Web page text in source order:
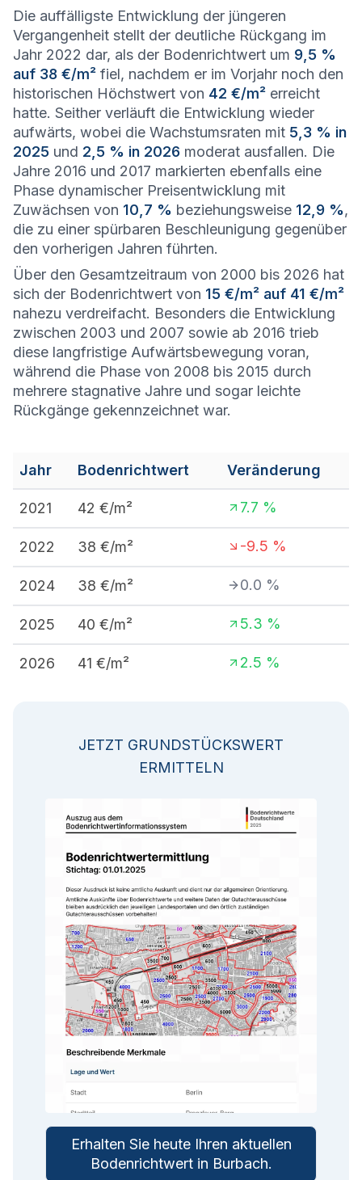
Die auffälligste Entwicklung der jüngeren
Vergangenheit stellt der deutliche Rückgang im
Jahr 2022 dar, als der Bodenrichtwert um 9,5 %
auf 38 €/m² fiel, nachdem er im Vorjahr noch den
historischen Höchstwert von 42 €/m² erreicht
hatte. Seither verläuft die Entwicklung wieder
aufwärts, wobei die Wachstumsraten mit 5,3 % in
2025 und 2,5 % in 2026 moderat ausfallen. Die
Jahre 2016 und 2017 markierten ebenfalls eine
Phase dynamischer Preisentwicklung mit
Zuwächsen von 10,7 % beziehungsweise 12,9 %,
die zu einer spürbaren Beschleunigung gegenüber
den vorherigen Jahren führten.
Über den Gesamtzeitraum von 2000 bis 2026 hat
sich der Bodenrichtwert von 15 €/m² auf 41 €/m²
nahezu verdreifacht. Besonders die Entwicklung
zwischen 2003 und 2007 sowie ab 2016 trieb
diese langfristige Aufwärtsbewegung voran,
während die Phase von 2008 bis 2015 durch
mehrere stagnative Jahre und sogar leichte
Rückgänge gekennzeichnet war.
Jahr Bodenrichtwert Veränderung
2021 42 €/m² 7.7 %
2022 38 €/m² -9.5 %
2024 38 €/m² 0.0 %
2025 40 €/m² 5.3 %
2026 41 €/m² 2.5 %
JETZT GRUNDSTÜCKSWERT
ERMITTELN
Erhalten Sie heute Ihren aktuellen
Bodenrichtwert in Burbach.